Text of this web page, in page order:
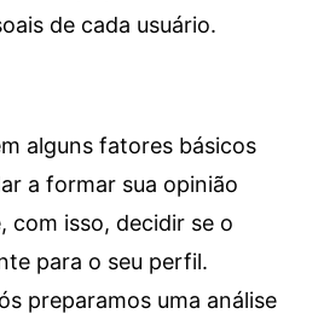
de cada usuário.
alguns fatores básicos
a formar sua opinião
com isso, decidir se o
para o seu perfil.
preparamos uma análise